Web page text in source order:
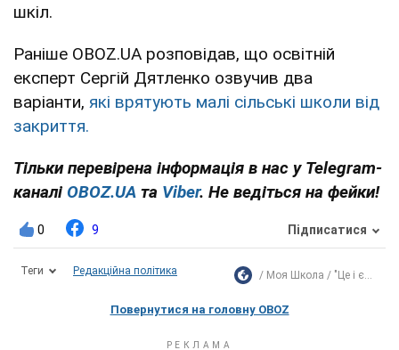
шкіл.
Раніше OBOZ.UA розповідав, що освітній
експерт Сергій Дятленко озвучив два
варіанти, які врятують малі сільські школи від
закриття.
Тільки перевірена інформація в нас у Telegram-
каналі OBOZ.UA та Viber. Не ведіться на фейки!
0 9 Підписатися
Теги Редакційна політика Моя Школа "Це і є...
Повернутися на головну OBOZ